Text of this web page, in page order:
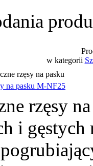
w kategorii
rzęsy na pasku
na pasku M-NF25
rzęsy
i gęstych